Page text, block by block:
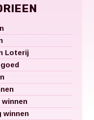
Loterij
winnen